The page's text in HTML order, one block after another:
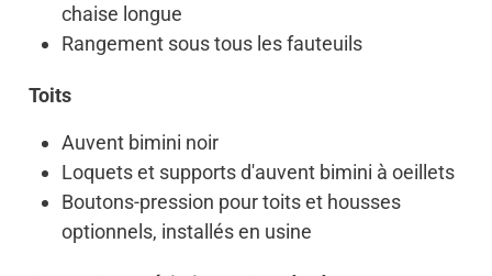
chaise longue
Rangement sous tous les fauteuils
Toits
Auvent bimini noir
Loquets et supports d'auvent bimini à oeillets
Boutons-pression pour toits et housses
optionnels, installés en usine